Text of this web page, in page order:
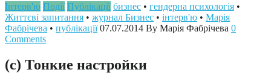
Інтерв'ю Події Публікації бизнес • гендерна психологія •
Життєві запитання • журнал Бизнес • інтерв'ю • Марія
Фабрічева • публікації 07.07.2014 By Марія Фабрічева 0
Comments
(с) Тонкие настройки